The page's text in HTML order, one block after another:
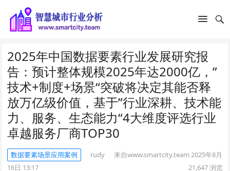
2025年中国数据要素行业发展研究报
告：预计整体规模2025年达2000亿，”
技术+制度+场景“突破将决定其能否释
放万亿级价值，基于”行业深耕、技术能
力、服务、生态能力“4大维度评选行业
卓越服务厂商TOP30
数据要素场景应用案例 rudy 来自www.smartcity.team 2025年8月
16日 13:17
21,647浏览